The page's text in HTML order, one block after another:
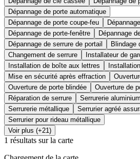
Dépannage de porte automatique
Dépannage de porte coupe-feu
Dépannage de porte-fenêtre
Dépannage
Dépannage de serrure de portail
Blindage
Changement de serrure
Installateur de
Installation de boîte aux lettres
Mise en sécurité après effraction
Ouverture de porte blindée
Ouverture de
Réparation de serrure
Serrurerie aluminium
Serrurerie métallique
Serrurier agréé
Serrurier pour rideau métallique
Voir plus (+21)
1 résultats sur la carte